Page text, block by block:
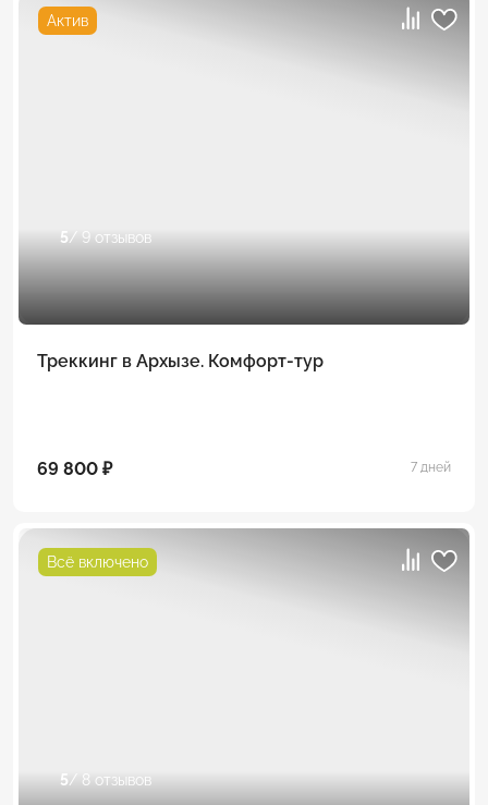
Актив
5/ 9 отзывов
Треккинг в Архызе. Комфорт-тур
69 800 ₽ 7 дней
Всё включено
5/ 8 отзывов